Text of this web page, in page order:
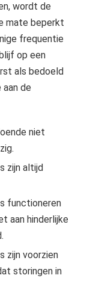
wordt de
mate beperkt
frequentie
op een
als bedoeld
de
niet
zijn altijd
functioneren
aan hinderlijke
zijn voorzien
storingen in